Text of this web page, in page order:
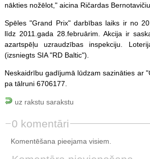
nākties nožēlot," aicina Ričardas
Spēles "Grand Prix" darbības laiks ir no
līdz 2011.gada 28.februārim. Akcija ir
azartspēļu uzraudzības inspekciju.
(izsniegts SIA "RD Baltic").
Neskaidrību gadījumā lūdzam sazināties ar
pa tālruni 6706177.
uz rakstu sarakstu
0 komentāri
Komentēšana pieejama visiem.